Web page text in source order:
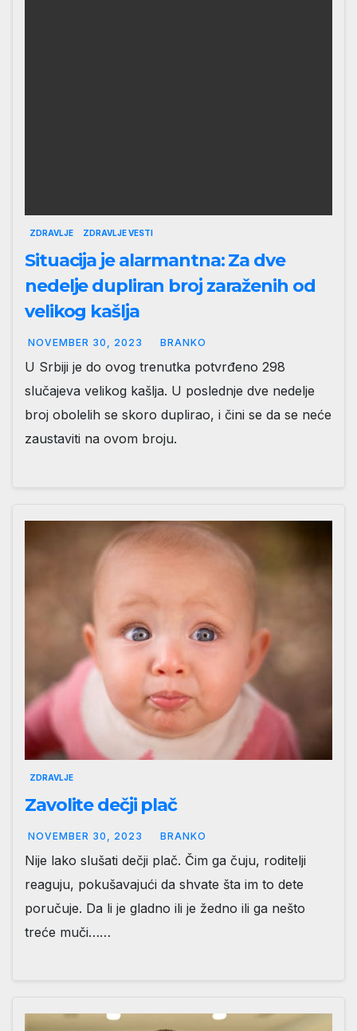
ZDRAVLJE ZDRAVLJE VESTI
Situacija je alarmantna: Za dve
nedelje dupliran broj zaraženih od
velikog kašlja
NOVEMBER 30, 2023 BRANKO
U Srbiji je do ovog trenutka potvrđeno 298
slučajeva velikog kašlja. U poslednje dve nedelje
broj obolelih se skoro duplirao, i čini se da se neće
zaustaviti na ovom broju.
ZDRAVLJE
Zavolite dečji plač
NOVEMBER 30, 2023 BRANKO
Nije lako slušati dečji plač. Čim ga čuju, roditelji
reaguju, pokušavajući da shvate šta im to dete
poručuje. Da li je gladno ili je žedno ili ga nešto
treće muči……